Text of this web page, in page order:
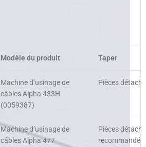
Modèle du produit Taper
Machine d’usinage de
câbles Alpha 433H
(0059387)
Pièces
Machine d’usinage de
câbles Alpha 477
Pièces